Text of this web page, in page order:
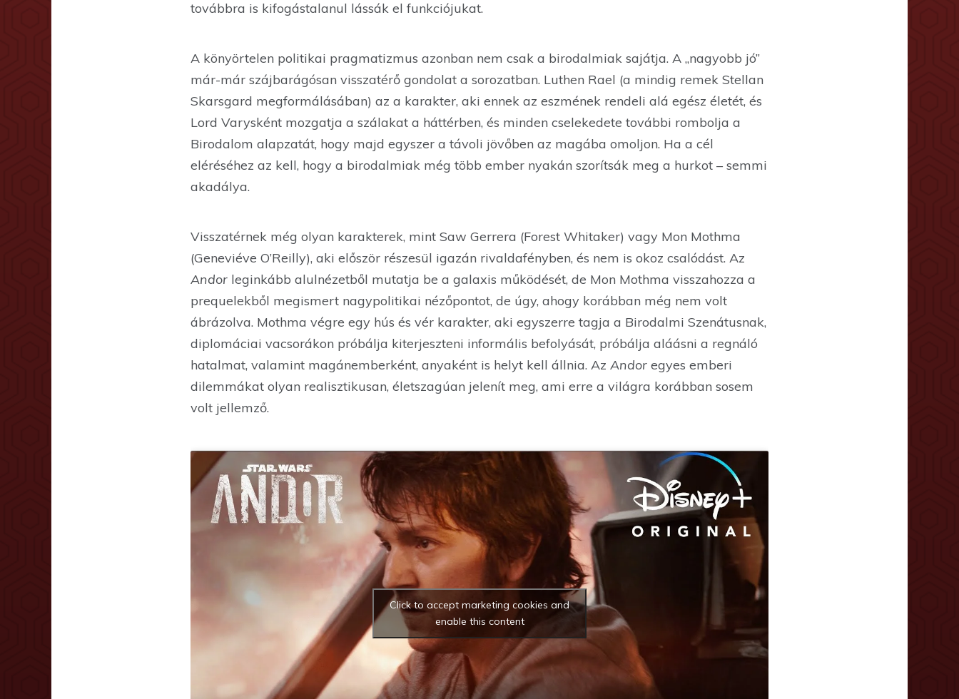
továbbra is kifogástalanul lássák el funkciójukat.
A könyörtelen politikai pragmatizmus azonban nem csak a birodalmiak sajátja. A „nagyobb jó”
már-már szájbarágósan visszatérő gondolat a sorozatban. Luthen Rael (a mindig remek Stellan
Skarsgard megformálásában) az a karakter, aki ennek az eszmének rendeli alá egész életét, és
Lord Varysként mozgatja a szálakat a háttérben, és minden cselekedete további rombolja a
Birodalom alapzatát, hogy majd egyszer a távoli jövőben az magába omoljon. Ha a cél
eléréséhez az kell, hogy a birodalmiak még több ember nyakán szorítsák meg a hurkot – semmi
akadálya.
Visszatérnek még olyan karakterek, mint Saw Gerrera (Forest Whitaker) vagy Mon Mothma
(Geneviéve O’Reilly), aki először részesül igazán rivaldafényben, és nem is okoz csalódást. Az
Andor leginkább alulnézetből mutatja be a galaxis működését, de Mon Mothma visszahozza a
prequelekből megismert nagypolitikai nézőpontot, de úgy, ahogy korábban még nem volt
ábrázolva. Mothma végre egy hús és vér karakter, aki egyszerre tagja a Birodalmi Szenátusnak,
diplomáciai vacsorákon próbálja kiterjeszteni informális befolyását, próbálja aláásni a regnáló
hatalmat, valamint magánemberként, anyaként is helyt kell állnia. Az Andor egyes emberi
dilemmákat olyan realisztikusan, életszagúan jelenít meg, ami erre a világra korábban sosem
volt jellemző.
Click to accept marketing cookies and
enable this content